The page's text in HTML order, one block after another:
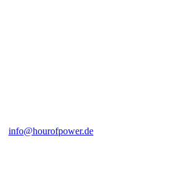
info@hourofpower.de